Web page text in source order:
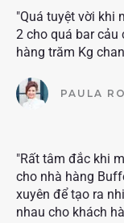
"Quá tuyệt vời khi
2 cho quá bar cảu
hàng trăm Kg
PAULA
"Rất tâm đắc khi
cho nhà hàng
xuyên để tạo ra
nhau cho khách